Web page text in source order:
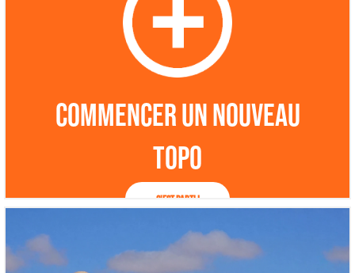
Commencer un nouveau
topo
C'est parti !